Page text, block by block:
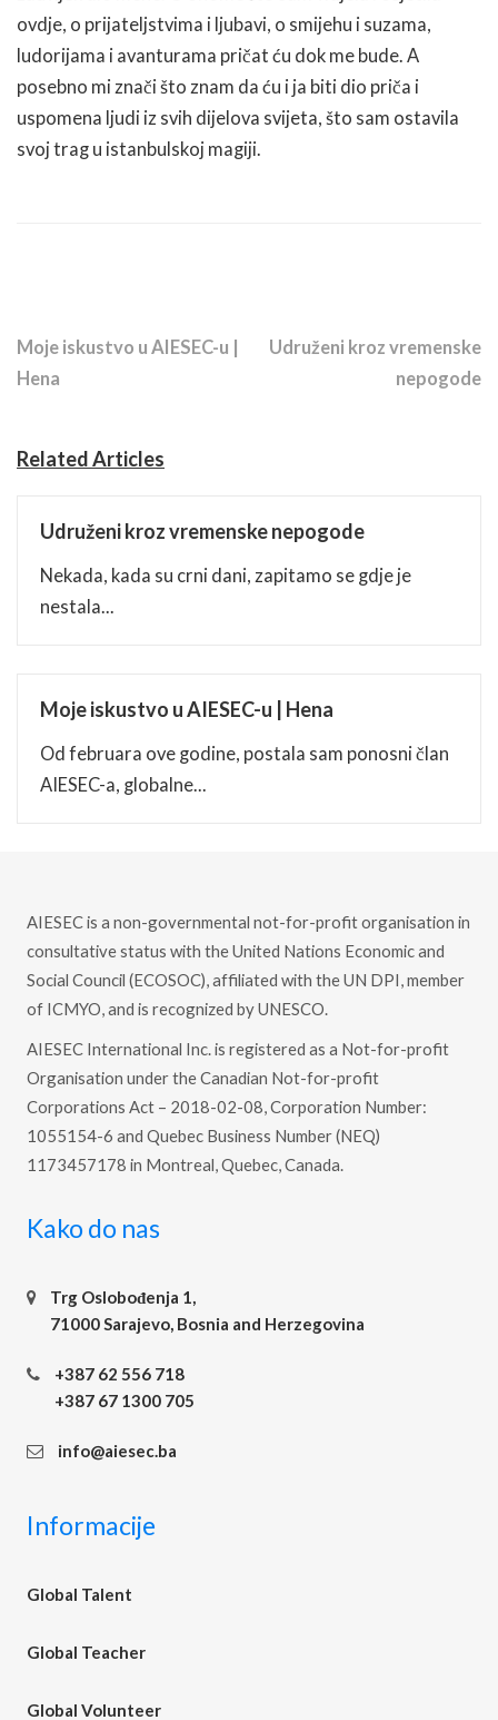
ovdje, o prijateljstvima i ljubavi, o smijehu i suzama,
ludorijama i avanturama pričat ću dok me bude. A
posebno mi znači što znam da ću i ja biti dio priča i
uspomena ljudi iz svih dijelova svijeta, što sam ostavila
svoj trag u istanbulskoj magiji.
Moje iskustvo u AIESEC-u |
Hena
Udruženi kroz vremenske
nepogode
Related Articles
Udruženi kroz vremenske nepogode
Nekada, kada su crni dani, zapitamo se gdje je
nestala...
Moje iskustvo u AIESEC-u | Hena
Od februara ove godine, postala sam ponosni član
AIESEC-a, globalne...
AIESEC is a non-governmental not-for-profit organisation in
consultative status with the United Nations Economic and
Social Council (ECOSOC), affiliated with the UN DPI, member
of ICMYO, and is recognized by UNESCO.
AIESEC International Inc. is registered as a Not-for-profit
Organisation under the Canadian Not-for-profit
Corporations Act – 2018-02-08, Corporation Number:
1055154-6 and Quebec Business Number (NEQ)
1173457178 in Montreal, Quebec, Canada.
Kako do nas
Trg Oslobođenja 1,
71000 Sarajevo, Bosnia and Herzegovina
+387 62 556 718
+387 67 1300 705
info@aiesec.ba
Informacije
Global Talent
Global Teacher
Global Volunteer